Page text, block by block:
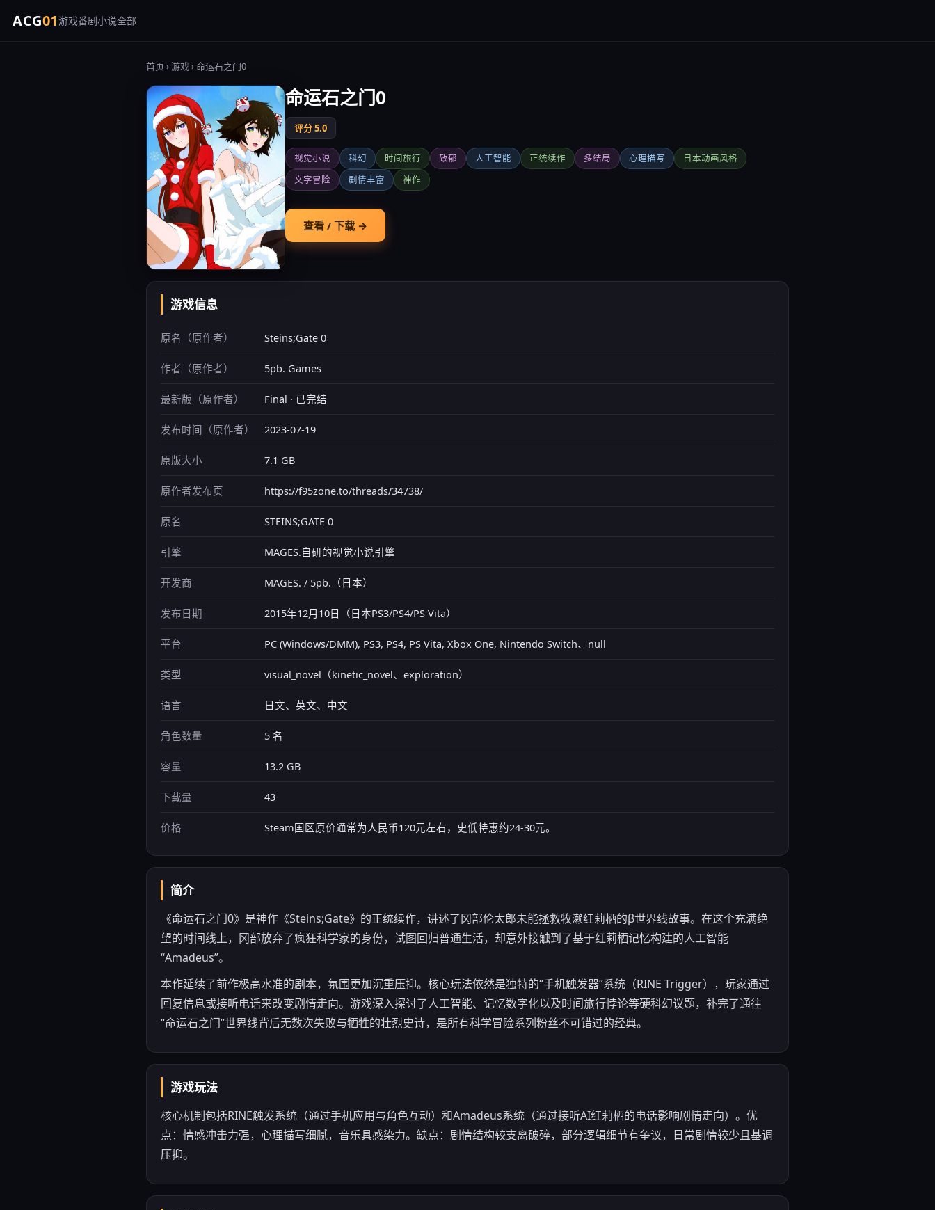
ACG01游戏番剧小说全部
首页 ›游戏› 命运石之门0
命运石之门0
评分 5.0
视觉小说 科幻 时间旅行 致郁 人工智能 正统续作 多结局 心理描写
日本动画风格
文字冒险
剧情丰富 神作
查看 / 下载 →
游戏信息
原名（原作者） Steins;Gate 0
作者（原作者） 5pb. Games
最新版（原作者） Final · 已完结
发布时间（原作者） 2023-07-19
原版大小 7.1 GB
原作者发布页 https://f95zone.to/threads/34738/
原名 STEINS;GATE 0
引擎 MAGES.自研的视觉小说引擎
开发商 MAGES. / 5pb.（日本）
发布日期 2015年12月10日（日本PS3/PS4/PS Vita）
平台 PC (Windows/DMM), PS3, PS4, PS Vita, Xbox One, Nintendo Switch、null
类型 visual_novel（kinetic_novel、exploration）
语言 日文、英文、中文
角色数量 5 名
容量 13.2 GB
下载量 43
价格 Steam国区原价通常为人民币120元左右，史低特惠约24-30元。
简介
《命运石之门0》是神作《Steins;Gate》的正统续作，讲述了冈部伦太郎未能拯救牧濑红莉栖的β世界线故事。在这个充满绝
望的时间线上，冈部放弃了疯狂科学家的身份，试图回归普通生活，却意外接触到了基于红莉栖记忆构建的人工智能
“Amadeus”。
本作延续了前作极高水准的剧本，氛围更加沉重压抑。核心玩法依然是独特的“手机触发器”系统（RINE Trigger），玩家通过
回复信息或接听电话来改变剧情走向。游戏深入探讨了人工智能、记忆数字化以及时间旅行悖论等硬科幻议题，补完了通往
“命运石之门”世界线背后无数次失败与牺牲的壮烈史诗，是所有科学冒险系列粉丝不可错过的经典。
游戏玩法
核心机制包括RINE触发系统（通过手机应用与角色互动）和Amadeus系统（通过接听AI红莉栖的电话影响剧情走向）。优
点：情感冲击力强，心理描写细腻，音乐具感染力。缺点：剧情结构较支离破碎，部分逻辑细节有争议，日常剧情较少且基调
压抑。